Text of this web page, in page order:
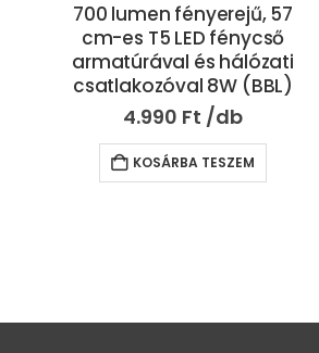
Időjárásálló, kültéri, Wifi
biztonsági kamera
rendszer napelemmel –
vezeték és áramforrás
nélkül működtethető okos
térfigyelő kamera (FX)
(BBV) (BBD)
35.590Ft